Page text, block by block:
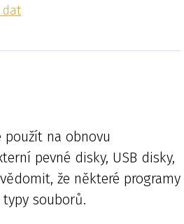
dat
použít na obnovu
pevné disky, USB disky,
že některé programy
souborů.